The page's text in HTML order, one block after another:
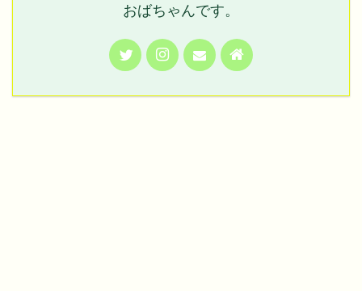
おばちゃんです。